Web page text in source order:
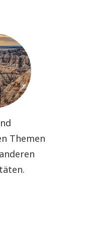
Themen